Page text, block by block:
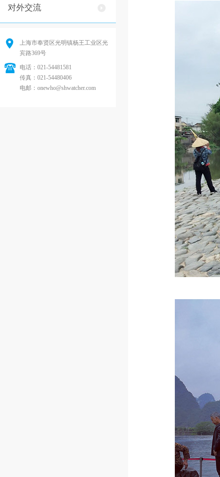
对外交流
上海市奉贤区光明镇杨王工业区光
宾路369号
电话：021-54481581
传真：021-54480406
电邮：onewho@shwatcher.com